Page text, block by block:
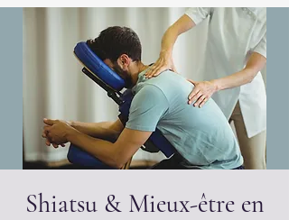
Shiatsu & Mieux-être en